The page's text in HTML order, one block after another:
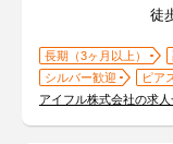
徒
長期（3ヶ月以上）
シルバー歓迎
ピア
アイフル株式会社の求